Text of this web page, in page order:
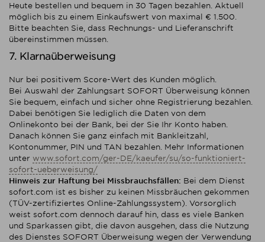
Heute bestellen und bequem in 30 Tagen bezahlen. Aktuell
möglich bis zu einem Einkaufswert von maximal € 1.500.
Bitte beachten Sie, dass Rechnungs- und Lieferanschrift
übereinstimmen müssen.
7. Klarnaüberweisung
Nur bei positivem Score-Wert des Kunden möglich.
Bei Auswahl der Zahlungsart SOFORT Überweisung können
Sie bequem, einfach und sicher ohne Registrierung bezahlen.
Dabei benötigen Sie lediglich die Daten von dem
Onlinekonto bei der Bank, bei der Sie Ihr Konto haben.
Danach können Sie ganz einfach mit Bankleitzahl,
Kontonummer, PIN und TAN bezahlen. Mehr Informationen
unter www.sofort.com/ger-DE/kaeufer/su/so-funktioniert-
sofort-ueberweisung/
Hinweis zur Haftung bei Missbrauchsfällen: Bei dem Dienst
sofort.com ist es bisher zu keinen Missbräuchen gekommen
(TÜV-zertifiziertes Online-Zahlungssystem). Vorsorglich
weist sofort.com dennoch darauf hin, dass es viele Banken
und Sparkassen gibt, die davon ausgehen, dass die Nutzung
des Dienstes SOFORT Überweisung wegen der Verwendung